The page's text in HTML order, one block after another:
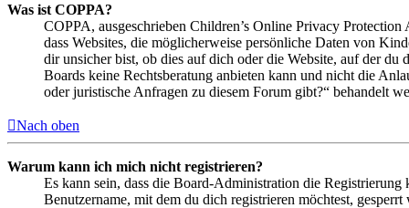
Was ist COPPA?
COPPA, ausgeschrieben Children’s Online Privacy
dass Websites, die möglicherweise persönliche Daten von
dir unsicher bist, ob dies auf dich oder die Website, auf der
Boards keine Rechtsberatung anbieten kann und nicht die
oder juristische Anfragen zu diesem Forum gibt?“ behandelt
Nach oben
Warum kann ich mich nicht registrieren?
Es kann sein, dass die Board-Administration die Registrierung
Benutzername, mit dem du dich registrieren möchtest,